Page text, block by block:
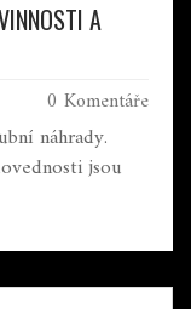
A
0 Komentáře
náhrady.
jsou